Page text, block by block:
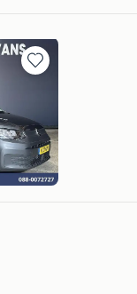
Bewaren
Favorieten